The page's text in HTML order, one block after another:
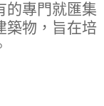
的專門就匯集
築物，旨在培